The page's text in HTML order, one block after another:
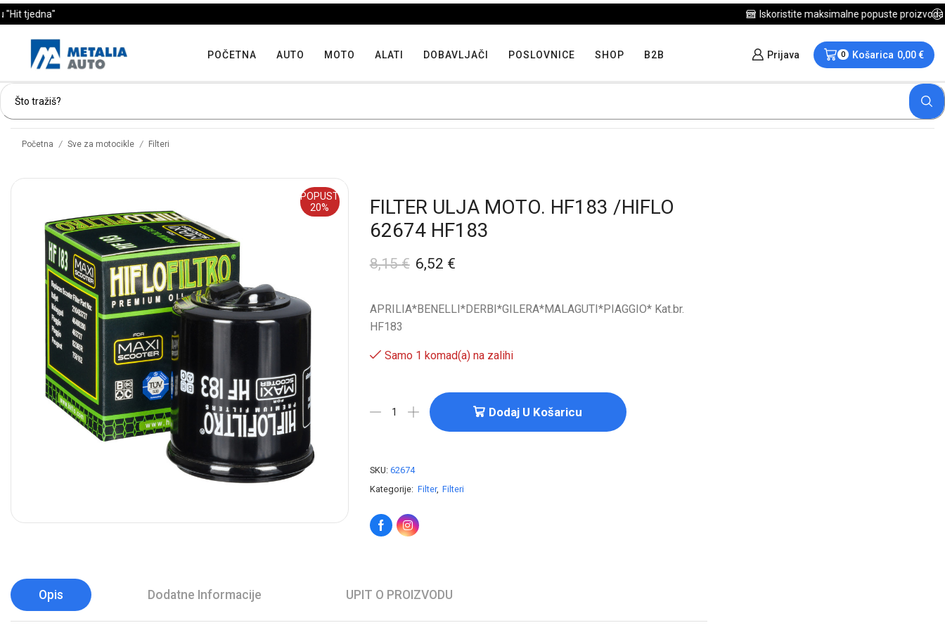
POČETNA AUTO MOTO ALATI DOBAVLJAČI POSLOVNICE SHOP B2B Prijava 0 Košarica 0,00€
Početna / Sve za motocikle / Filteri
POPUST
20%
FILTER ULJA MOTO. HF183 /HIFLO
62674 HF183
8,15€ 6,52 €
APRILIA*BENELLI*DERBI*GILERA*MALAGUTI*PIAGGIO* Kat.br.
HF183
Samo 1 komad(a) na zalihi
Dodaj U Košaricu
SKU: 62674
Kategorije: Filter, Filteri
Opis Dodatne Informacije UPIT O PROIZVODU